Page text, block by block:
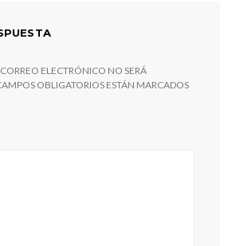
ELECTRÓNICO NO SERÁ
OBLIGATORIOS ESTÁN MARCADOS